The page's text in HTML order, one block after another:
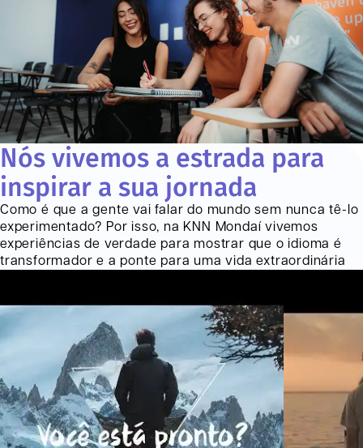
Nós vivemos a estrada para
inspirar a sua jornada
Como é que a gente vai falar do mundo sem nunca tê-lo
experimentado? Por isso, na KNN Mondaí vivemos
experiências de verdade para mostrar que o idioma é
transformador e a ponte para uma vida extraordinária